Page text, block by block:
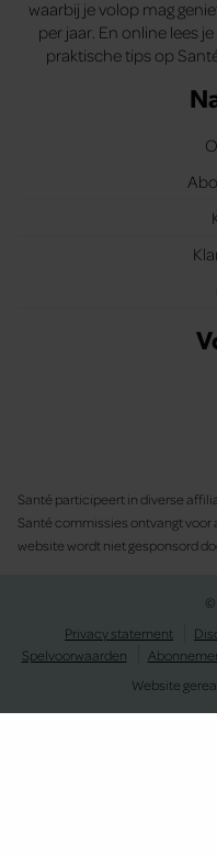
waarbij je volop mag
per jaar. En online lees
praktische tips op
Santé participeert in diverse
Santé commissies ontvangt
website wordt niet gesponsord
©
Privacy statement
Spelvoorwaarden
Website